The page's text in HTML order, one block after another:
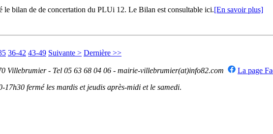
le bilan de de concertation du PLUi 12. Le Bilan est consultable ici.[En savoir plus]
36-42 43-49 Suivante > Dernière >>
Villebrumier - Tel 05 63 68 04 06 - mairie-villebrumier(at)info82.com
La page
fermé les mardis et jeudis après-midi et le samedi.